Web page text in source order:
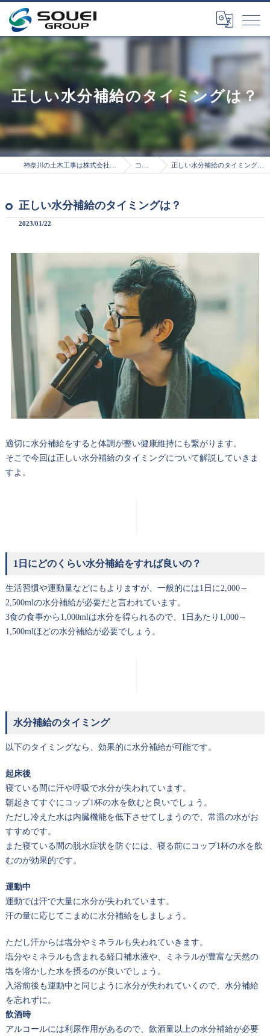
正しい水分補給のタイミングは？
コラム 正しい水分補給のタイミングは？
正しい水分補給のタイミングは？
2023/01/22
適切に水分補給をすると体調が整い健康維持にも繋がります。
そこで今回は正しい水分補給のタイミングについて解説していきま
すよ。
1日にどのくらい水分補給をすれば良いの？
生活習慣や運動量などにもよりますが、一般的には1日に2,000～
2,500mlの水分補給が必要だと言われています。
3食の食事から1,000mlは水分を得られるので、1日あたり1,000～
1,500mlほどの水分補給が必要でしょう。
水分補給のタイミング
以下のタイミングなら、効果的に水分補給が可能です。
起床後
寝ている間に汗や呼吸で水分が失われています。
朝起きてすぐにコップ1杯の水を飲むと良いでしょう。
ただし冷えた水は内臓機能を低下させてしまうので、常温の水がお
すすめです。
また寝ている間の脱水症状を防ぐには、寝る前にコップ1杯の水を飲
むのが効果的です。
運動中
運動では汗で大量に水分が失われています。
汗の量に応じてこまめに水分補給をしましょう。
ただし汗からは塩分やミネラルも失われていきます。
塩分やミネラルも含まれる経口補水液や、ミネラルが豊富な天然の
塩を溶かした水を摂るのが良いでしょう。
入浴前後も運動中と同じように水分が失われていくので、水分補給
を忘れずに。
飲酒時
アルコールには利尿作用があるので、飲酒量以上の水分補給が必要